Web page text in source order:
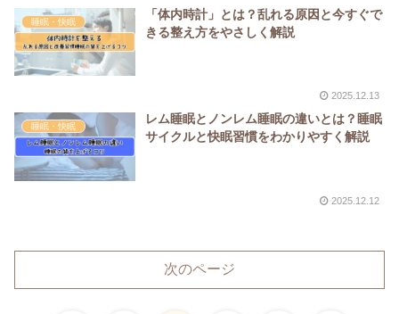
睡眠・快眠
「体内時計」とは？乱れる原因と今すぐで
きる整え方をやさしく解説
2025.12.13
睡眠・快眠
レム睡眠とノンレム睡眠の違いとは？睡眠
サイクルと快眠習慣をわかりやすく解説
2025.12.12
次のページ